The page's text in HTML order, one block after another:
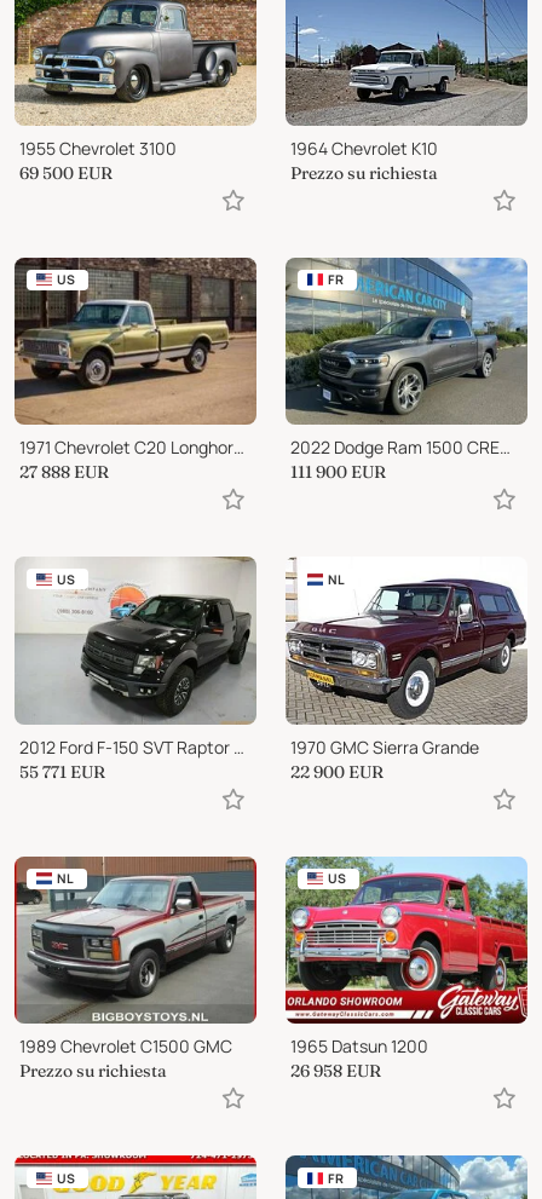
1955 Chevrolet 3100
69 500 EUR
1964 Chevrolet K10
Prezzo su richiesta
US
1971 Chevrolet C20 Longhorn Custom Camper
27 888 EUR
FR
2022 Dodge Ram 1500 CREW LIMITED 10th anniversary
111 900 EUR
US
2012 Ford F-150 SVT Raptor Roush
55 771 EUR
NL
1970 GMC Sierra Grande
22 900 EUR
NL
1989 Chevrolet C1500 GMC
Prezzo su richiesta
US
1965 Datsun 1200
26 958 EUR
US FR